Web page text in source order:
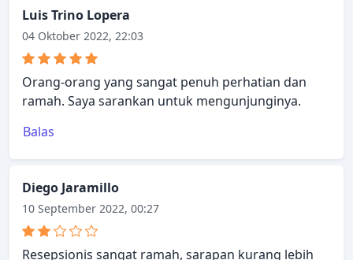
Luis Trino Lopera
04 Oktober 2022, 22:03
Orang-orang yang sangat penuh perhatian dan
ramah. Saya sarankan untuk mengunjunginya.
Balas
Diego Jaramillo
10 September 2022, 00:27
Resepsionis sangat ramah, sarapan kurang lebih